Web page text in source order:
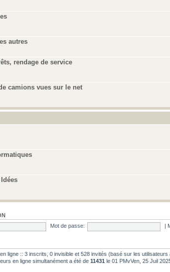
autres
rendage de service
camions vues sur le net
Mot de passe:
ligne :: 3 inscrits, 0 invisible et 528 invités (basé sur les
en ligne simultanément a été de 11431 le 01 PMvVen, 25 Juil